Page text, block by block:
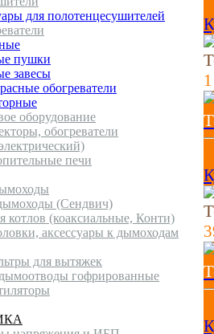
для полотенцесушителей
пушки
завесы
обогреватели
оборудование
обогреватели
печи
(Сендвич)
котлов (коаксиальные, Конти)
аксессуары к дымоходам
для вытяжек
гофрированные